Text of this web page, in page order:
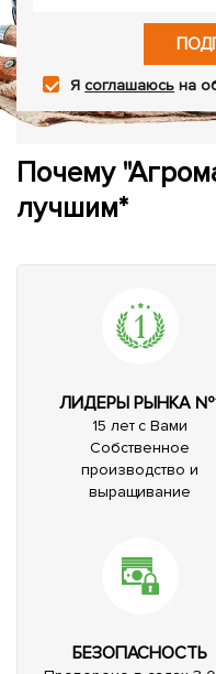
Ясоглашаюсь на
Почему
лучшим*
ЛИДЕРЫ РЫНКА
15 лет с Вами
Собственное
производство и
выращивание
БЕЗОПАСНОСТЬ